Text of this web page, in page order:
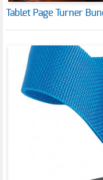
Tablet Page Turner